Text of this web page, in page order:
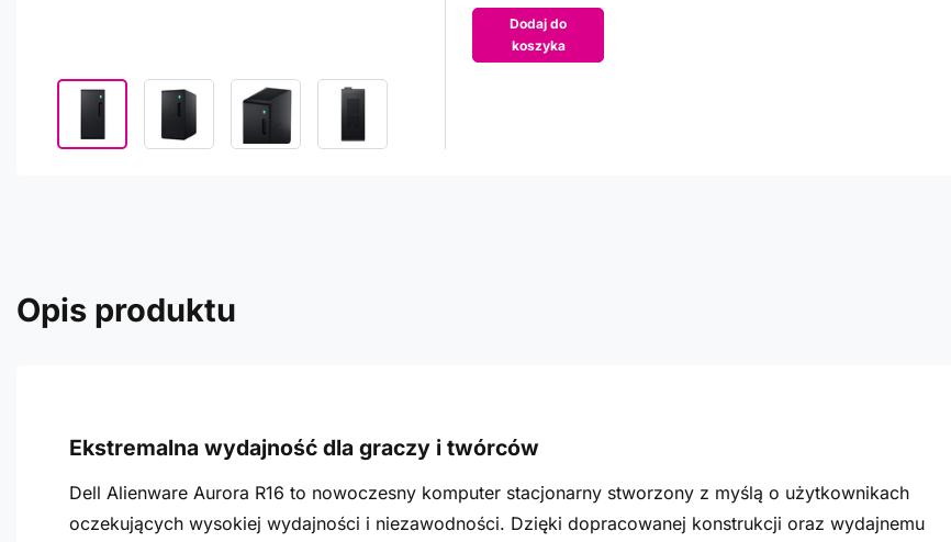
Dodaj do
koszyka
Opis produktu
Ekstremalna wydajność dla graczy i twórców
Dell Alienware Aurora R16 to nowoczesny komputer stacjonarny stworzony z myślą o użytkownikach
oczekujących wysokiej wydajności i niezawodności. Dzięki dopracowanej konstrukcji oraz wydajnemu